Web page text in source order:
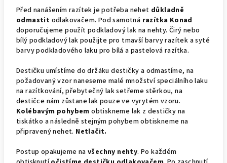
Před nanášením razítek je potřeba nehet důkladně
odmastit odlakovačem. Pod samotná razítka Konad
doporučujeme použít podkladový lak na nehty. Čirý nebo
bílý podkladový lak použijte pro tmavší barvy razítek a syté
barvy podkladového laku pro bílá a pastelová razítka.
Destičku umístíme do držáku destičky a odmastíme, na
požadovaný vzor naneseme malé množství speciálního laku
na razítkování, přebytečný lak setřeme stěrkou, na
destičce nám zůstane lak pouze ve vyrytém vzoru.
Kolébavým pohybem obtiskneme lak z destičky na
tiskátko a následně stejným pohybem obtiskneme na
připravený nehet. Netlačit.
Postup opakujeme na všechny nehty. Po každém